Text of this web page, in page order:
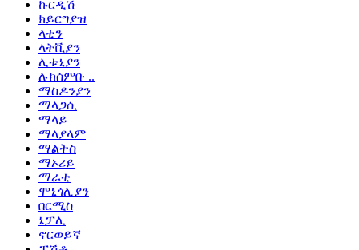
ኩርዲሽ
ክይርግያዝ
ላቲን
ላትቪያን
ሊቱኒያን
ሉክሰምቡ ..
ማስዶንያን
ማላጋሲ
ማላይ
ማላያላም
ማልትስ
ማኦሪይ
ማራቲ
ሞኒጎሊያን
በርሚስ
ኔፓሊ
ኖርወይኛ